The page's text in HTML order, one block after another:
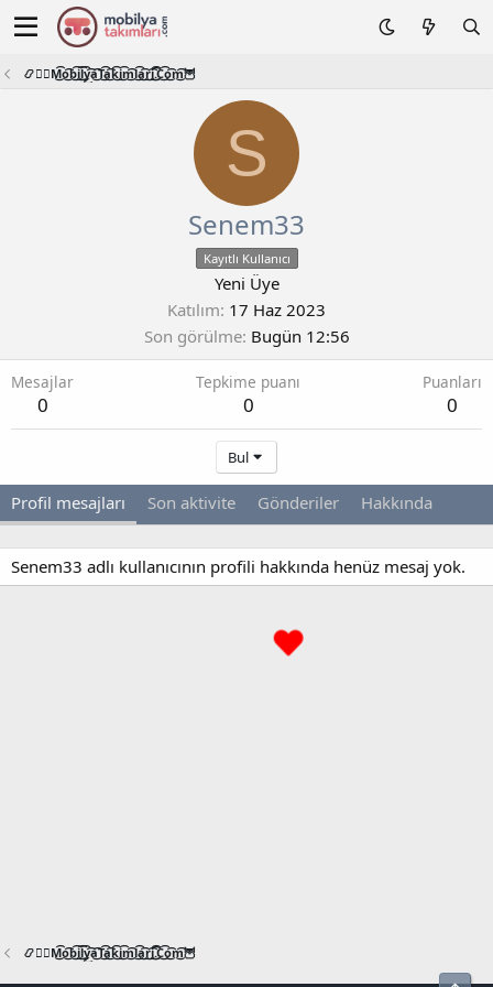
📿🧙‍♂️M͜͡o͜͡b͜͡i͜͡l͜͡y͜͡a͜͡T͜͡a͜͡k͜͡i͜͡m͜͡l͜͡a͜͡r͜͡i͜͡.͜͡C͜͡o͜͡m͜͡🦉
S
Senem33
Kayıtlı Kullanıcı
Yeni Üye
Katılım 17 Haz 2023
Son görülme Bugün 12:56
Mesajlar
0
Tepkime puanı
0
Puanları
0
Bul
Profil mesajları Son aktivite Gönderiler Hakkında
Senem33 adlı kullanıcının profili hakkında henüz mesaj yok.
📿🧙‍♂️M͜͡o͜͡b͜͡i͜͡l͜͡y͜͡a͜͡T͜͡a͜͡k͜͡i͜͡m͜͡l͜͡a͜͡r͜͡i͜͡.͜͡C͜͡o͜͡m͜͡🦉